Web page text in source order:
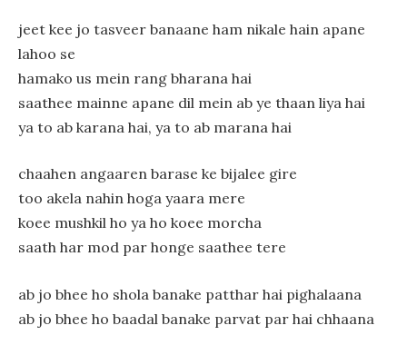
jeet kee jo tasveer banaane ham nikale hain apane
lahoo se
hamako us mein rang bharana hai
saathee mainne apane dil mein ab ye thaan liya hai
ya to ab karana hai, ya to ab marana hai
chaahen angaaren barase ke bijalee gire
too akela nahin hoga yaara mere
koee mushkil ho ya ho koee morcha
saath har mod par honge saathee tere
ab jo bhee ho shola banake patthar hai pighalaana
ab jo bhee ho baadal banake parvat par hai chhaana